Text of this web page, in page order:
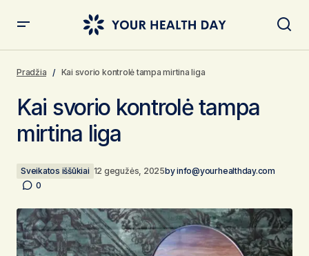
Pradžia Kai svorio kontrolė tampa mirtina liga
Kai svorio kontrolė tampa
mirtina liga
Sveikatos iššūkiai 12 gegužės, 2025byinfo@yourhealthday.com
0